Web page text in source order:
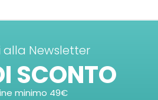
alla Newsletter
SCONTO
minimo 49€